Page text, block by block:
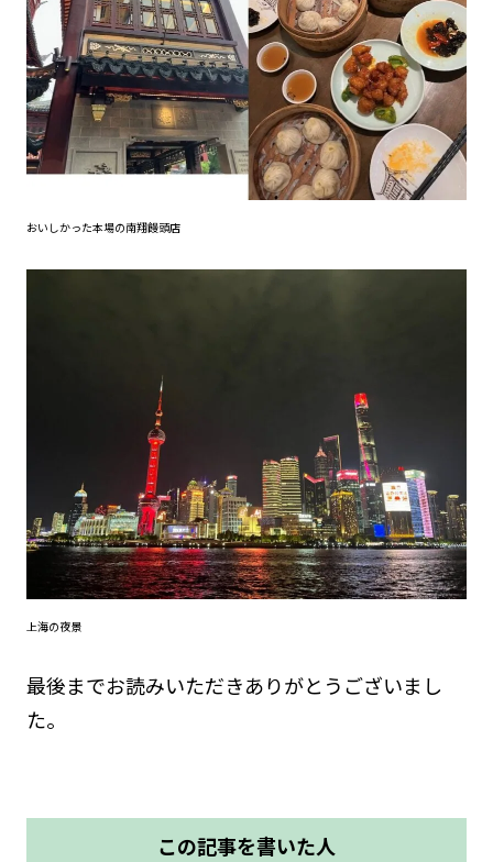
おいしかった本場の南翔饅頭店
上海の夜景
最後までお読みいただきありがとうございまし
た。
この記事を書いた人